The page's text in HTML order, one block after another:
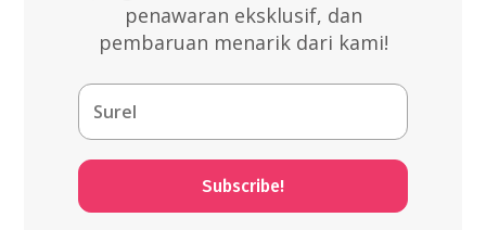
penawaran eksklusif, dan
pembaruan menarik dari kami!
Subscribe!